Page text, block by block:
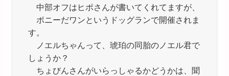
中部オフはヒポさんが書いてくれてますが、
ポニーだワンというドッグランで開催されま
す。
ノエルちゃんって、琥珀の同胎のノエル君で
しょうか？
ちょびんさんがいらっしゃるかどうかは、聞